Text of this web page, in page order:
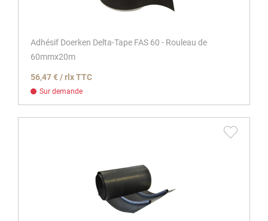
Adhésif Doerken Delta-Tape FAS 60 - Rouleau de
60mmx20m
56,47 € / rlx TTC
Sur demande